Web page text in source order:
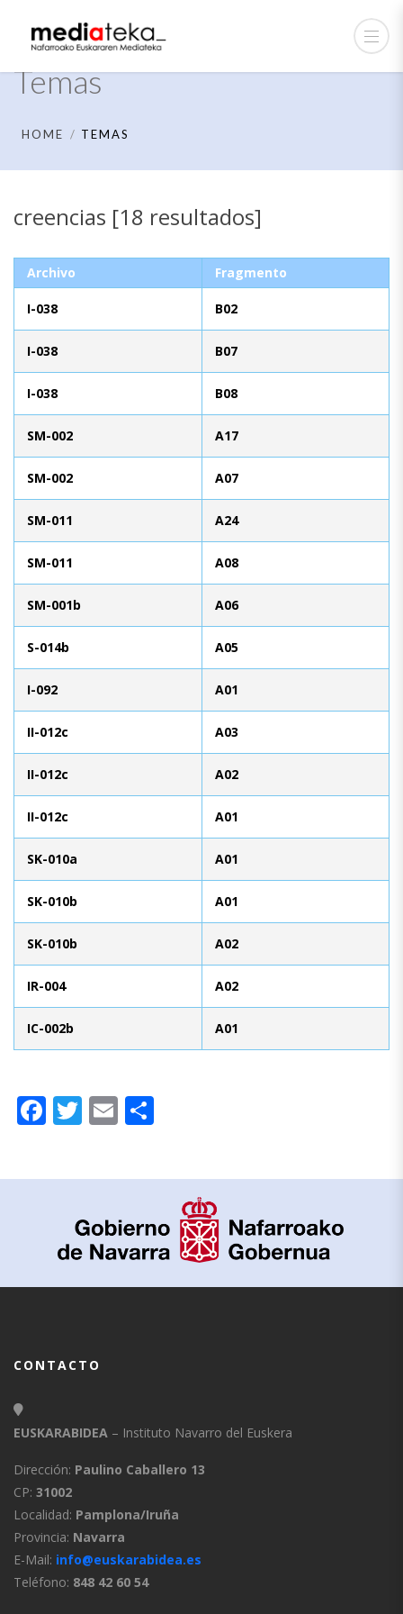
Temas
HOME TEMAS
creencias [18 resultados]
Archivo Fragmento
I-038 B02
I-038 B07
I-038 B08
SM-002 A17
SM-002 A07
SM-011 A24
SM-011 A08
SM-001b A06
S-014b A05
I-092 A01
II-012c A03
II-012c A02
II-012c A01
SK-010a A01
SK-010b A01
SK-010b A02
IR-004 A02
IC-002b A01
Facebook
Twitter
Email
CONTACTO
EUSKARABIDEA – Instituto Navarro del Euskera
Dirección: Paulino Caballero 13
CP: 31002
Localidad: Pamplona/Iruña
Provincia: Navarra
E-Mail: info@euskarabidea.es
Teléfono: 848 42 60 54